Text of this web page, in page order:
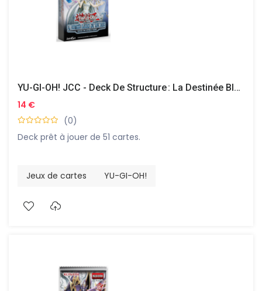
YU-GI-OH! JCC - Deck De Structure : La Destinée Blanche Aux Yeux Bleus
14 €
(0)
Deck prêt à jouer de 51 cartes.
Jeux de cartes YU-GI-OH!